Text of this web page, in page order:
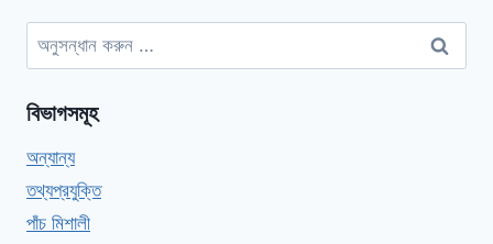
অনুসন্ধানঃ
বিভাগসমূহ
অন্যান্য
তথ্যপ্রযুক্তি
পাঁচ মিশালী